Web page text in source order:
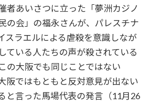
者あいさつに立った「夢洲カジノ
の会」の福永さんが、パレスチナ
スラエルによる虐殺を意識しなが
ている人たちの声が殺されている
の大阪でも同じことではない
阪ではもともと反対意見が出ない
と言った馬場代表の発言（11月26